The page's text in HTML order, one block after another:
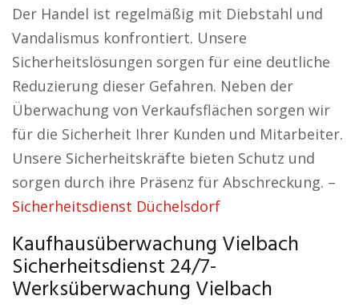
Der Handel ist regelmäßig mit Diebstahl und
Vandalismus konfrontiert. Unsere
Sicherheitslösungen sorgen für eine deutliche
Reduzierung dieser Gefahren. Neben der
Überwachung von Verkaufsflächen sorgen wir
für die Sicherheit Ihrer Kunden und Mitarbeiter.
Unsere Sicherheitskräfte bieten Schutz und
sorgen durch ihre Präsenz für Abschreckung. –
Sicherheitsdienst Düchelsdorf
Kaufhausüberwachung Vielbach
Sicherheitsdienst 24/7-
Werksüberwachung Vielbach